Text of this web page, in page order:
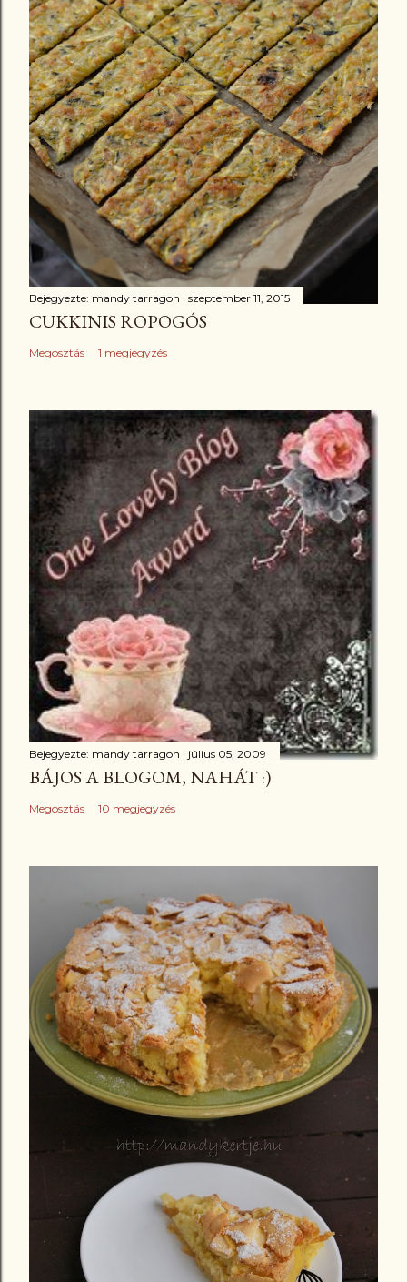
Bejegyezte: mandy tarragon szeptember 11, 2015
CUKKINIS ROPOGÓS
Megosztás 1 megjegyzés
Bejegyezte: mandy tarragon július 05, 2009
BÁJOS A BLOGOM, NAHÁT :)
Megosztás 10 megjegyzés